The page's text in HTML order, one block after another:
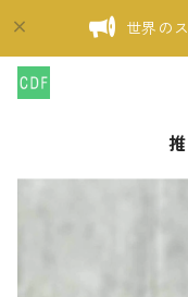
世界の